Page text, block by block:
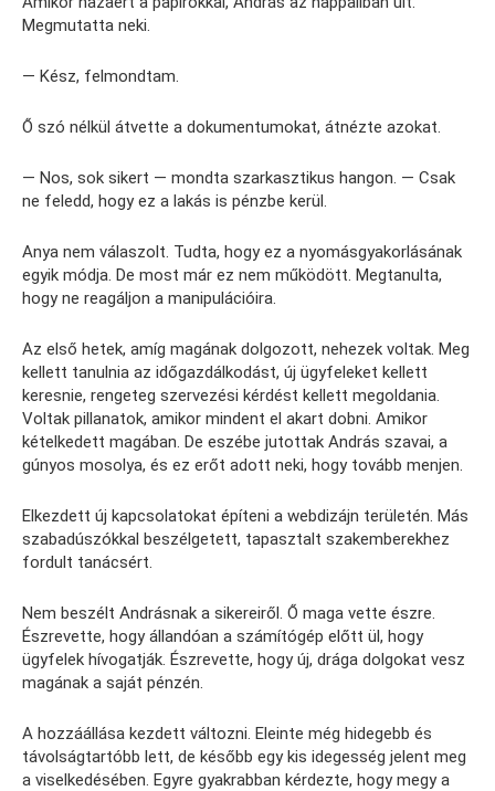
Megmutatta neki.
— Kész, felmondtam.
Ő szó nélkül átvette a dokumentumokat, átnézte azokat.
— Nos, sok sikert — mondta szarkasztikus hangon. — Csak
ne feledd, hogy ez a lakás is pénzbe kerül.
Anya nem válaszolt. Tudta, hogy ez a nyomásgyakorlásának
egyik módja. De most már ez nem működött. Megtanulta,
hogy ne reagáljon a manipulációira.
Az első hetek, amíg magának dolgozott, nehezek voltak. Meg
kellett tanulnia az időgazdálkodást, új ügyfeleket kellett
keresnie, rengeteg szervezési kérdést kellett megoldania.
Voltak pillanatok, amikor mindent el akart dobni. Amikor
kételkedett magában. De eszébe jutottak András szavai, a
gúnyos mosolya, és ez erőt adott neki, hogy tovább menjen.
Elkezdett új kapcsolatokat építeni a webdizájn területén. Más
szabadúszókkal beszélgetett, tapasztalt szakemberekhez
fordult tanácsért.
Nem beszélt Andrásnak a sikereiről. Ő maga vette észre.
Észrevette, hogy állandóan a számítógép előtt ül, hogy
ügyfelek hívogatják. Észrevette, hogy új, drága dolgokat vesz
magának a saját pénzén.
A hozzáállása kezdett változni. Eleinte még hidegebb és
távolságtartóbb lett, de később egy kis idegesség jelent meg
a viselkedésében. Egyre gyakrabban kérdezte, hogy megy a